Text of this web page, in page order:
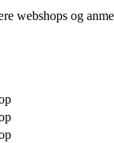
webshops og